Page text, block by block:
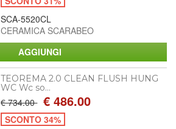
SCA-5520CL
CERAMICA SCARABEO
TEOREMA 2.0 CLEAN FLUSH HUNG
WC Wc so...
€ 734.00 € 486.00
SCONTO 34%